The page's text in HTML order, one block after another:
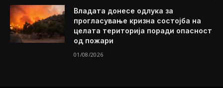
Владата донесе одлука за
прогласување кризна состојба на
целата територија поради опасност
од пожари
01/08/2026